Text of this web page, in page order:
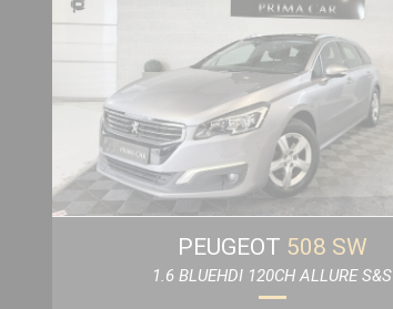
PEUGEOT 508 SW
1.6 BLUEHDI 120CH ALLURE S&S